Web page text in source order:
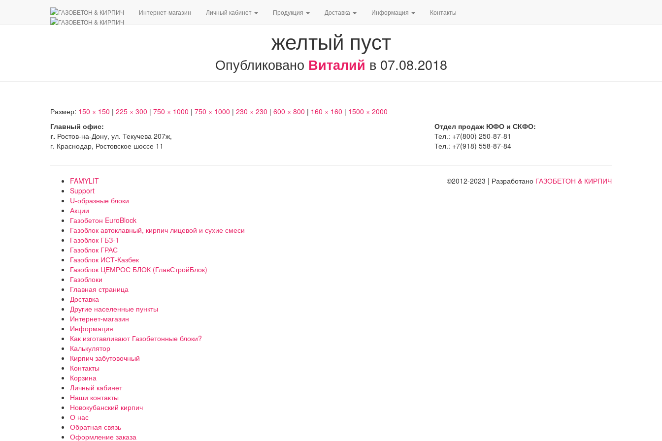
Интернет-магазин Личный кабинет Продукция Доставка Информация Контакты
желтый пуст
Опубликовано Виталий в 07.08.2018
Размер: 150 × 150 | 225 × 300 | 750 × 1000 | 750 × 1000 | 230 × 230 | 600 × 800 | 160 × 160 | 1500 × 2000
Главный офис:
г. Ростов-на-Дону, ул. Текучева 207ж,
г. Краснодар, Ростовское шоссе 11
Отдел продаж ЮФО и СКФО:
Тел.: +7(800) 250-87-81
Тел.: +7(918) 558-87-84
FAMYLIT
Support
U-образные блоки
Акции
Газобетон EuroBlock
Газоблок автоклавный, кирпич лицевой и сухие смеси
Газоблок ГБЗ-1
Газоблок ГРАС
Газоблок ИСТ-Казбек
Газоблок ЦЕМРОС БЛОК (ГлавСтройБлок)
Газоблоки
Главная страница
Доставка
Другие населенные пункты
Интернет-магазин
Информация
Как изготавливают Газобетонные блоки?
Калькулятор
Кирпич забутовочный
Контакты
Корзина
Личный кабинет
Наши контакты
Новокубанский кирпич
О нас
Обратная связь
Оформление заказа
©2012-2023 | Разработано ГАЗОБЕТОН & КИРПИЧ